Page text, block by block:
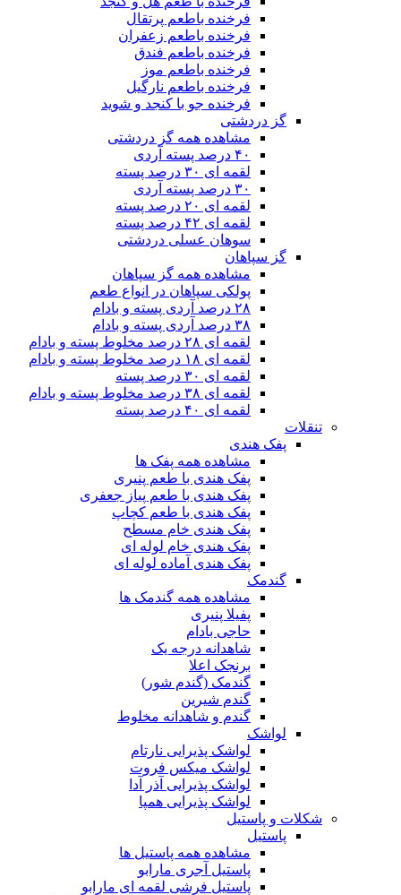
فرخنده باطعم پرتقال
فرخنده باطعم زعفران
فرخنده باطعم فندق
فرخنده باطعم موز
فرخنده باطعم نارگیل
فرخنده جو با کنجد و شوید
گز دردشتی
مشاهده همه گز دردشتی
۴۰ درصد پسته آردی
لقمه ای ۳۰ درصد پسته
۳۰ درصد پسته آردی
لقمه ای ۲۰ درصد پسته
لقمه ای ۴۲ درصد پسته
سوهان عسلی دردشتی
گز سپاهان
مشاهده همه گز سپاهان
پولکی سپاهان در انواع طعم
۲۸ درصد آردی پسته و بادام
۳۸ درصد آردی پسته و بادام
لقمه ای ۲۸ درصد مخلوط پسته و بادام
لقمه ای ۱۸ درصد مخلوط پسته و بادام
لقمه ای ۳۰ درصد پسته
لقمه ای ۳۸ درصد مخلوط پسته و بادام
لقمه ای ۴۰ درصد پسته
تنقلات
پفک هندی
مشاهده همه پفک ها
پفک هندی با طعم پنیری
پفک هندی با طعم پیاز جعفری
پفک هندی با طعم کچاپ
پفک هندی خام مسطح
پفک هندی خام لوله ای
پفک هندی آماده لوله ای
گندمک
مشاهده همه گندمک ها
پفیلا پنیری
حاجی بادام
شاهدانه درجه یک
برنجک اعلا
گندمک (گندم شور)
گندم شیرین
گندم و شاهدانه مخلوط
لواشک
لواشک پذیرایی نارتام
لواشک میکس فروت
لواشک پذیرایی آذر آدا
لواشک پذیرایی همپا
شکلات و پاستیل
پاستیل
مشاهده همه پاستیل ها
پاستیل آجری مارابو
پاستیل فرشی لقمه ای مارابو